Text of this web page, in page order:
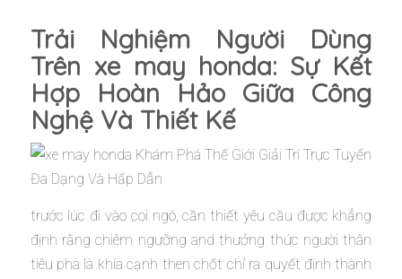
Trải Nghiệm Người Dùng
Trên xe may honda: Sự Kết
Hợp Hoàn Hảo Giữa Công
Nghệ Và Thiết Kế
trước lúc đi vào coi ngó, cần thiết yêu cầu được khẳng
định rằng chiêm ngưỡng and thưởng thức người thân
tiêu pha là khía cạnh then chốt chỉ ra quyết định thành